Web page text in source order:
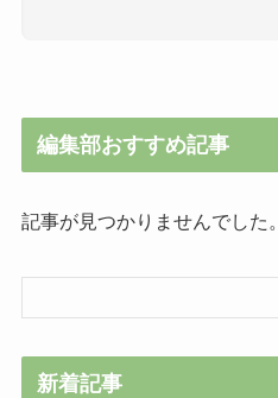
編集部おすすめ記事
記事が見つかりませんでした。
新着記事